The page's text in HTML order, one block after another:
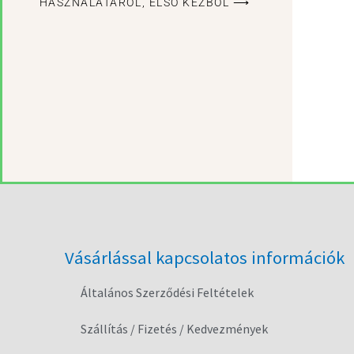
Vásárlással kapcsolatos információk
Általános Szerződési Feltételek
Szállítás / Fizetés / Kedvezmények